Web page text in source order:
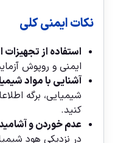
نکات ایمنی کلی
استفاده از تجهیزات
ایمنی و روپوش
آشنایی با مواد
کنید.
عدم خوردن و
در نزدیکی هود